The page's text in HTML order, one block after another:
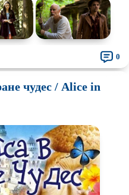
0
чудес / Alice in